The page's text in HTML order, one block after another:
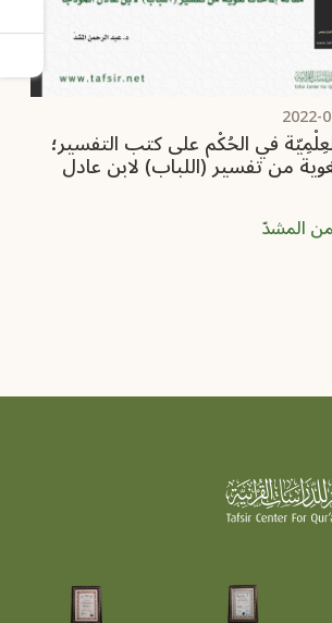
2022-
في الحُكْم على كتب التفسير؛
من تفسير (اللباب) لابن عادل
المشدّ